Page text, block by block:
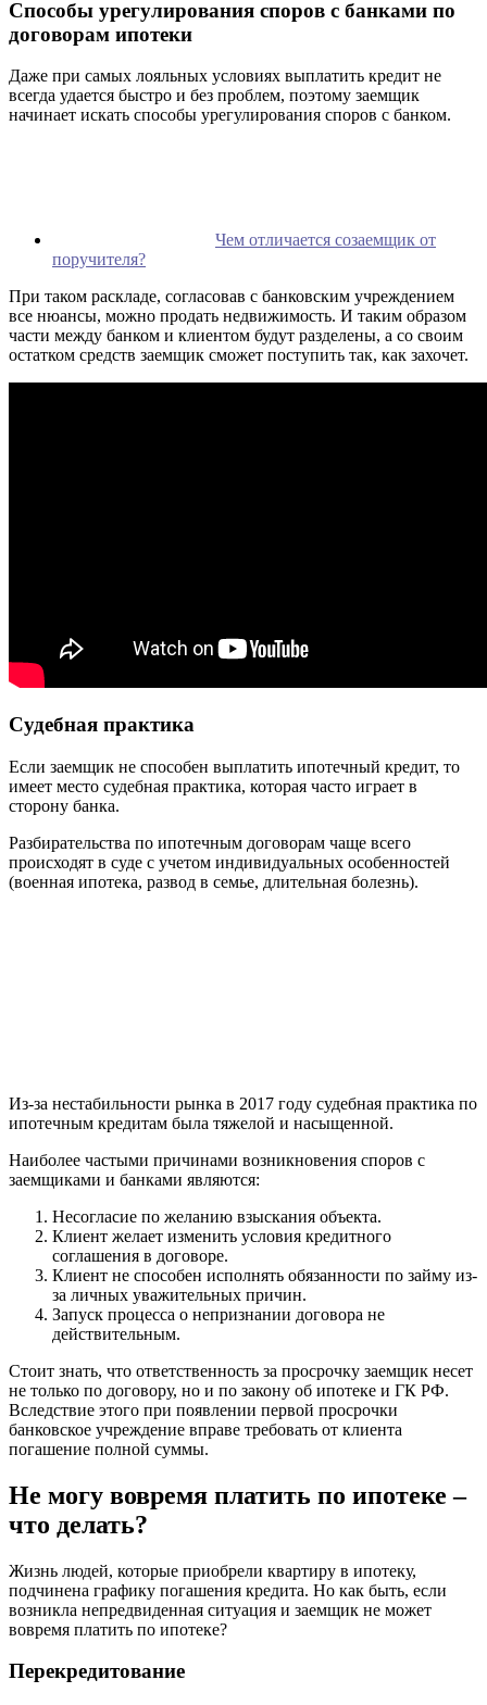
Способы урегулирования споров с банками по
договорам ипотеки
Даже при самых лояльных условиях выплатить кредит не
всегда удается быстро и без проблем, поэтому заемщик
начинает искать способы урегулирования споров с банком.
Чем отличается созаемщик от
поручителя?
При таком раскладе, согласовав с банковским учреждением
все нюансы, можно продать недвижимость. И таким образом
части между банком и клиентом будут разделены, а со своим
остатком средств заемщик сможет поступить так, как захочет.
Судебная практика
Если заемщик не способен выплатить ипотечный кредит, то
имеет место судебная практика, которая часто играет в
сторону банка.
Разбирательства по ипотечным договорам чаще всего
происходят в суде с учетом индивидуальных особенностей
(военная ипотека, развод в семье, длительная болезнь).
Из-за нестабильности рынка в 2017 году судебная практика по
ипотечным кредитам была тяжелой и насыщенной.
Наиболее частыми причинами возникновения споров с
заемщиками и банками являются:
Несогласие по желанию взыскания объекта.
Клиент желает изменить условия кредитного
соглашения в договоре.
Клиент не способен исполнять обязанности по займу из-
за личных уважительных причин.
Запуск процесса о непризнании договора не
действительным.
Стоит знать, что ответственность за просрочку заемщик несет
не только по договору, но и по закону об ипотеке и ГК РФ.
Вследствие этого при появлении первой просрочки
банковское учреждение вправе требовать от клиента
погашение полной суммы.
Не могу вовремя платить по ипотеке –
что делать?
Жизнь людей, которые приобрели квартиру в ипотеку,
подчинена графику погашения кредита. Но как быть, если
возникла непредвиденная ситуация и заемщик не может
вовремя платить по ипотеке?
Перекредитование